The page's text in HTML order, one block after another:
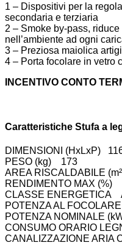
1 – Dispositivi per la
secondaria e terziaria
2 – Smoke by-pass,
nell’ambiente ad ogni
3 – Preziosa maiolica
4 – Porta focolare in vetro
INCENTIVO CONTO
Caratteristiche Stufa a
DIMENSIONI (HxLxP)
PESO (kg) 173
AREA RISCALDABILE
RENDIMENTO MAX (%)
CLASSE ENERGETICA
POTENZA AL
POTENZA NOMINALE
CONSUMO ORARIO
CANALIZZAZIONE ARIA